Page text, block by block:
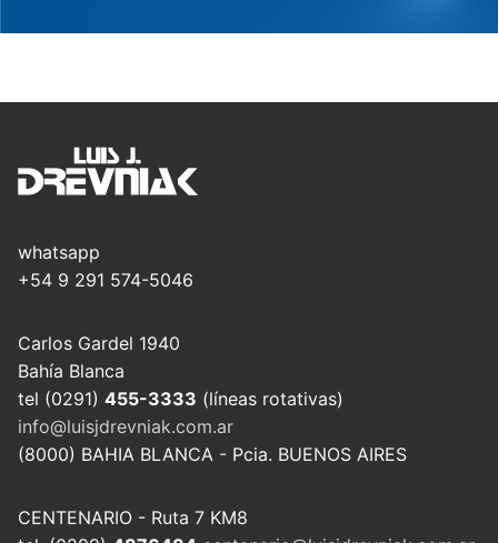
whatsapp
+54 9 291 574-5046
Carlos Gardel 1940
Bahía Blanca
tel (0291) 455-3333 (líneas rotativas)
info@luisjdrevniak.com.ar
(8000) BAHIA BLANCA - Pcia. BUENOS AIRES
CENTENARIO - Ruta 7 KM8